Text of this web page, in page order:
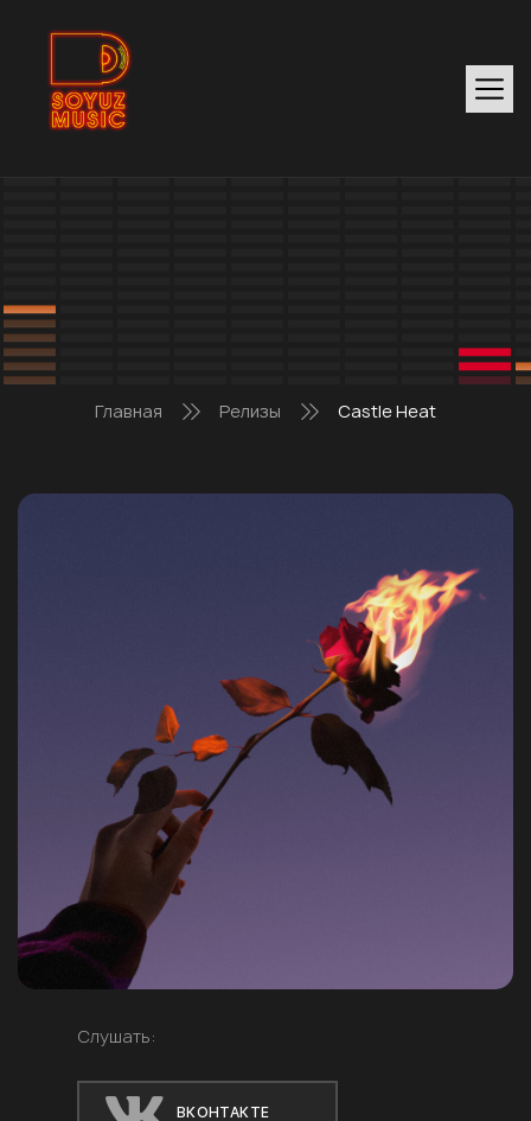
Главная Релизы Castle Heat
Слушать:
ВКОНТАКТЕ